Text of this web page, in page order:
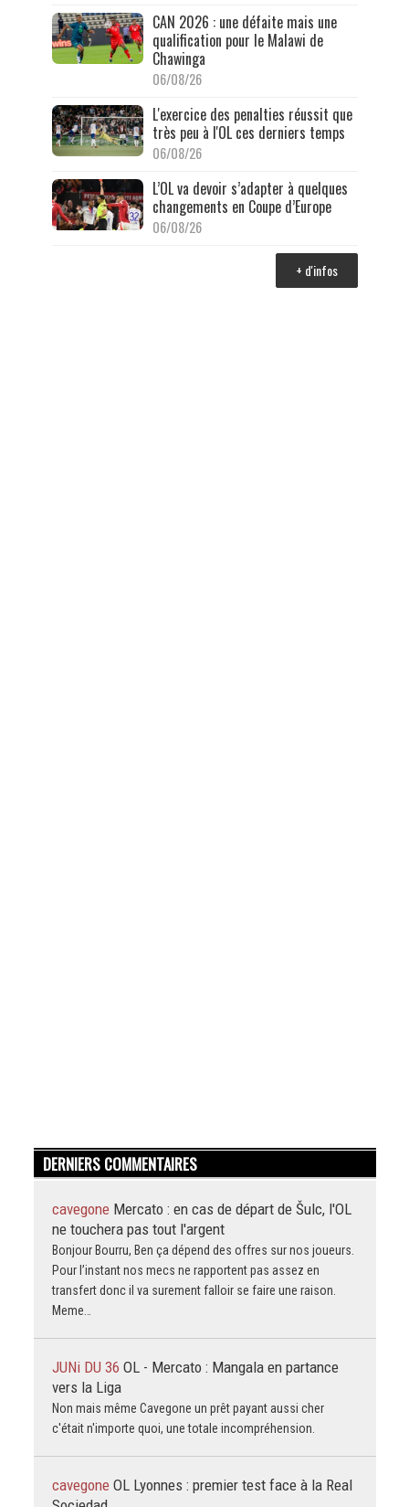
CAN 2026 : une défaite mais une
qualification pour le Malawi de
Chawinga
06/08/26
L'exercice des penalties réussit que
très peu à l'OL ces derniers temps
06/08/26
L’OL va devoir s’adapter à quelques
changements en Coupe d’Europe
06/08/26
+ d'infos
DERNIERS COMMENTAIRES
cavegone Mercato : en cas de départ de Šulc, l'OL
ne touchera pas tout l'argent
Bonjour Bourru, Ben ça dépend des offres sur nos joueurs.
Pour l’instant nos mecs ne rapportent pas assez en
transfert donc il va surement falloir se faire une raison.
Meme…
JUNi DU 36 OL - Mercato : Mangala en partance
vers la Liga
Non mais même Cavegone un prêt payant aussi cher
c'était n'importe quoi, une totale incompréhension.
cavegone OL Lyonnes : premier test face à la Real